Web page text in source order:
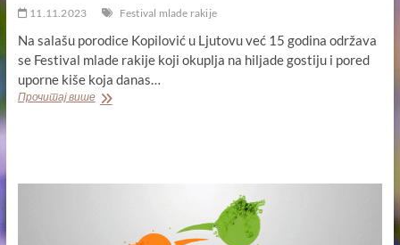
11.11.2023 Festival mlade rakije
Na salašu porodice Kopilović u Ljutovu već 15 godina održava
se Festival mlade rakije koji okuplja na hiljade gostiju i pored
uporne kiše koja danas…
Прочитај вишеTAJNA